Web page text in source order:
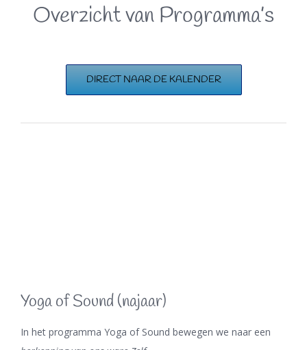
Overzicht van Programma’s
DIRECT NAAR DE KALENDER
Yoga of Sound (najaar)
In het programma Yoga of Sound bewegen we naar een